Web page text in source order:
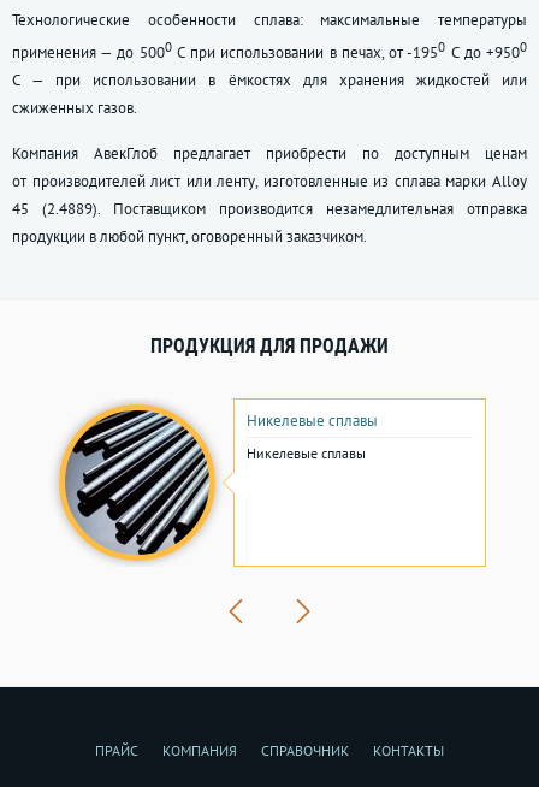
Технологические особенности сплава: максимальные температуры
применения — до 5000С при использовании в печах, от -1950 С до +9500
С — при использовании в ёмкостях для хранения жидкостей или
сжиженных газов.
Компания АвекГлоб предлагает приобрести по доступным ценам
от производителей лист или ленту, изготовленные из сплава марки Alloy
45 (2.4889). Поставщиком производится незамедлительная отправка
продукции в любой пункт, оговоренный заказчиком.
ПРОДУКЦИЯ ДЛЯ ПРОДАЖИ
Никелевые сплавы
Никелевые сплавы
ПРАЙС КОМПАНИЯ СПРАВОЧНИК КОНТАКТЫ